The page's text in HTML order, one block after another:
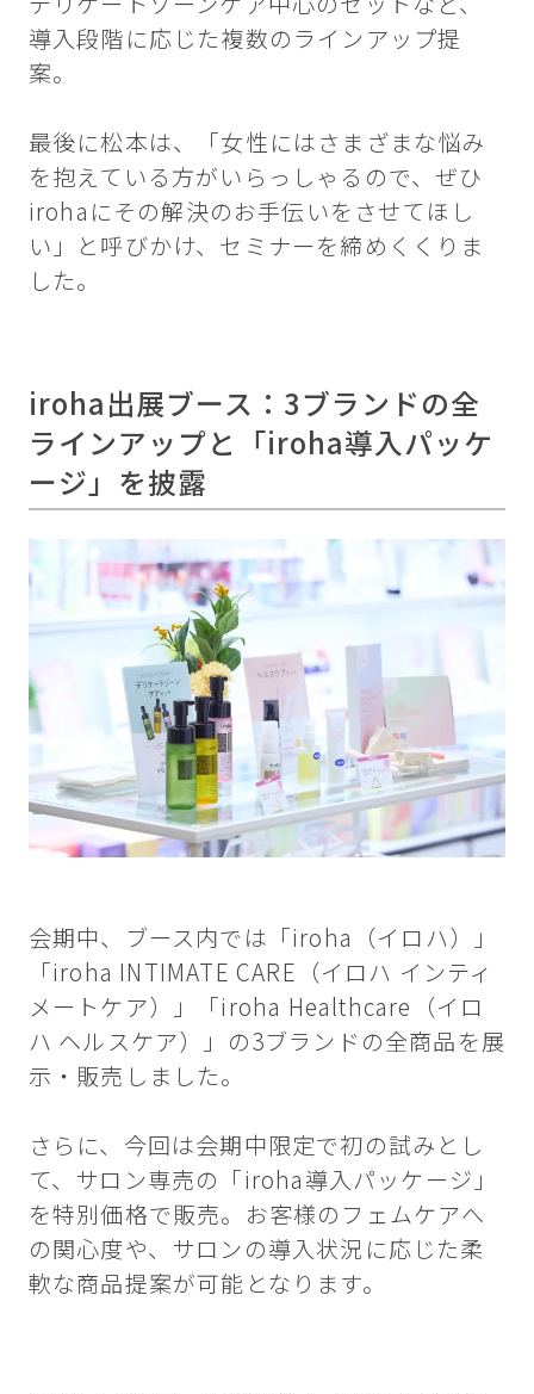
導入段階に応じた複数のラインアップ提
案。
最後に松本は、「女性にはさまざまな悩み
を抱えている方がいらっしゃるので、ぜひ
irohaにその解決のお手伝いをさせてほし
い」と呼びかけ、セミナーを締めくくりま
した。
iroha出展ブース：3ブランドの全
ラインアップと「iroha導入パッケ
ージ」を披露
会期中、ブース内では「iroha（イロハ）」
「iroha INTIMATE CARE（イロハ インティ
メートケア）」「iroha Healthcare（イロ
ハ ヘルスケア）」の3ブランドの全商品を展
示・販売しました。
さらに、今回は会期中限定で初の試みとし
て、サロン専売の「iroha導入パッケージ」
を特別価格で販売。お客様のフェムケアへ
の関心度や、サロンの導入状況に応じた柔
軟な商品提案が可能となります。